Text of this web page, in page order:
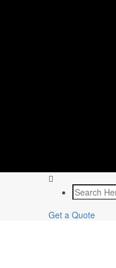
Get a Quote